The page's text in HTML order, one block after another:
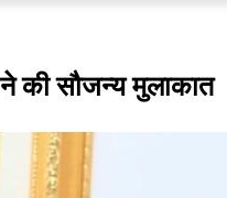
की सौजन्य मुलाकात